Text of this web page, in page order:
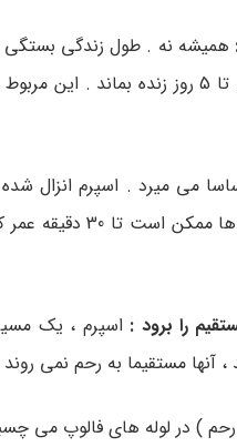
همیشه نه . طول زندگی بستگی
غدد
می میرد . اسپرم
است بعد از چند دقیقه
اسپرم ، یک
آنها مستقیما به رحم نمی
) در لوله های فالوپ می